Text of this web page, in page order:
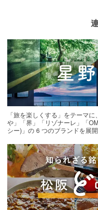
「旅を楽しくする」をテーマ
や」「界」「リゾナーレ」「
シー)」の 6 つのブランドを展